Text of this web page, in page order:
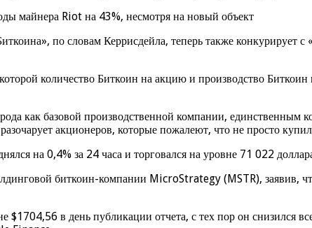
майнера Riot на 43%, несмотря на новый объект
по словам Керрисдейла, теперь также
количество Биткоин на акцию и производство
как базовой производственной компании, единственным
акционеров, которые пожалеют, что не просто
на 0,4% за 24 часа и торговался на уровне 71 022
биткоин-компании MicroStrategy (MSTR), заявив,
в день публикации отчета, с тех пор он снизился